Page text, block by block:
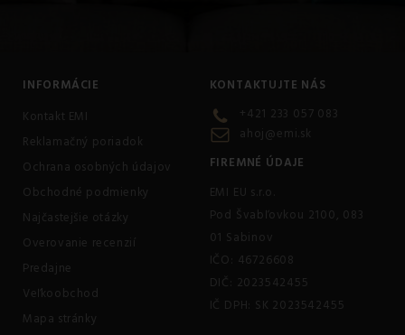
INFORMÁCIE
Kontakt EMI
Reklamačný poriadok
Ochrana osobných údajov
Obchodné podmienky
Najčastejšie otázky
Overovanie recenzií
Predajne
Veľkoobchod
Mapa stránky
KONTAKTUJTE NÁS
+421 233 057 083
ahoj@emi.sk
FIREMNÉ ÚDAJE
EMI EU s.r.o.
Pod Švabľovkou 2100, 083
01 Sabinov
IČO: 46726608
DIČ: 2023542455
IČ DPH: SK 2023542455